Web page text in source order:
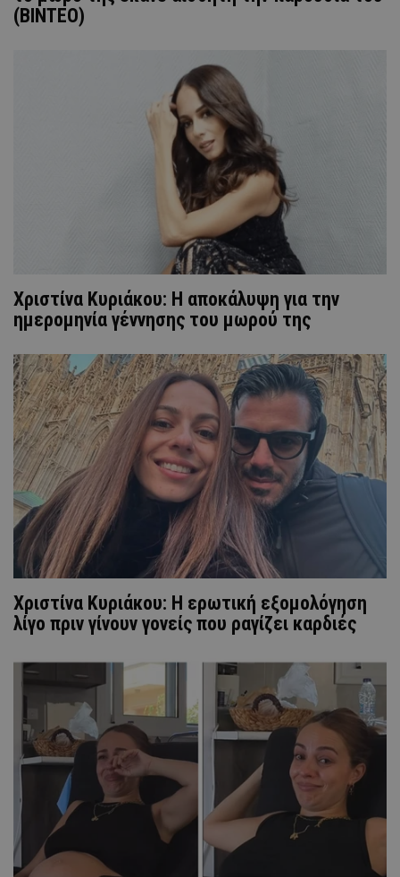
(ΒΙΝΤΕΟ)
Χριστίνα Κυριάκου: Η αποκάλυψη για την
ημερομηνία γέννησης του μωρού της
Χριστίνα Κυριάκου: Η ερωτική εξομολόγηση
λίγο πριν γίνουν γονείς που ραγίζει καρδιές